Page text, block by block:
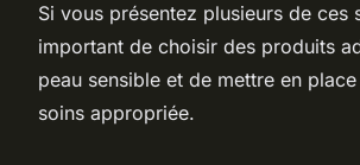
Si vous présentez plusieurs de ces
important de choisir des produits
peau sensible et de mettre en
soins appropriée.